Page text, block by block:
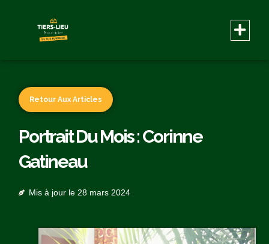
Retour Aux Articles
Portrait Du Mois : Corinne
Gatineau
Mis à jour le 28 mars 2024